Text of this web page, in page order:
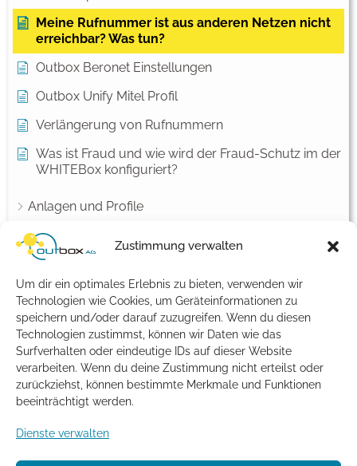
Zustimmung verwalten
Um dir ein optimales Erlebnis zu bieten, verwenden wir
Technologien wie Cookies, um Geräteinformationen zu
speichern und/oder darauf zuzugreifen. Wenn du diesen
Technologien zustimmst, können wir Daten wie das
Surfverhalten oder eindeutige IDs auf dieser Website
verarbeiten. Wenn du deine Zustimmung nicht erteilst oder
zurückziehst, können bestimmte Merkmale und Funktionen
beeinträchtigt werden.
Dienste verwalten
Meine Rufnummer ist aus anderen Netzen nicht
erreichbar? Was tun?
Outbox Beronet Einstellungen
Outbox Unify Mitel Profil
Verlängerung von Rufnummern
Was ist Fraud und wie wird der Fraud-Schutz im der
WHITEBox konfiguriert?
Anlagen und Profile
Einstellungen für Endkunden
Fax
Netzwerk Konfiguration
Notruf
Rechnungsdaten
SIP-Account - Einstellungen
Tarifmanager
Telefonbucheintrag